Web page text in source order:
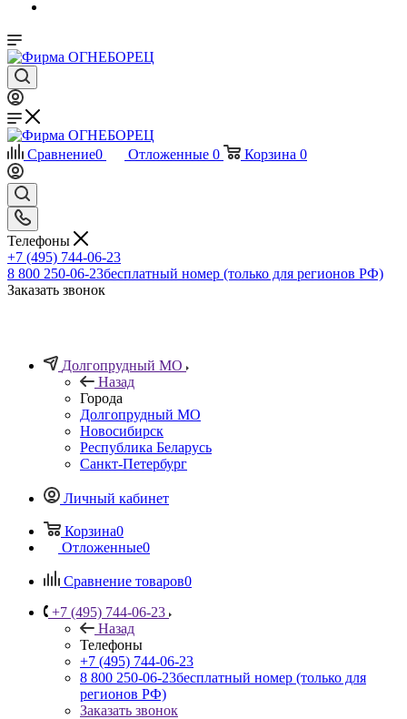
Сравнение0 Отложенные 0 Корзина 0
Телефоны
+7 (495) 744-06-23
8 800 250-06-23бесплатный номер (только для регионов РФ)
Заказать звонок
Долгопрудный МО
Назад
Города
Долгопрудный МО
Новосибирск
Республика Беларусь
Санкт-Петербург
Личный кабинет
Корзина0
Отложенные0
Сравнение товаров0
+7 (495) 744-06-23
Назад
Телефоны
+7 (495) 744-06-23
8 800 250-06-23бесплатный номер (только для
регионов РФ)
Заказать звонок